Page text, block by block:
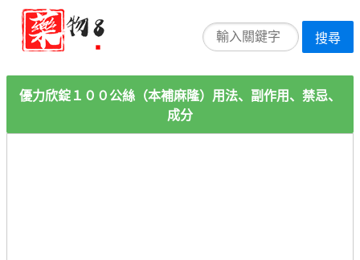
搜尋
優力欣錠１００公絲（本補麻隆）用法、副作用、禁忌、
成分